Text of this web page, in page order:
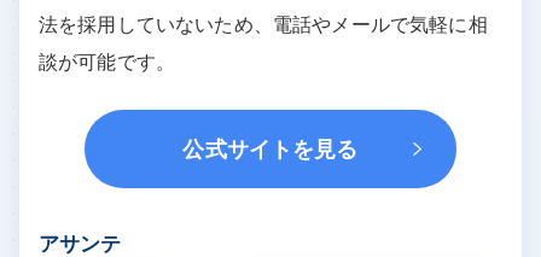
法を採用していないため、電話やメールで気軽に相
談が可能です。
公式サイトを見る
アサンテ